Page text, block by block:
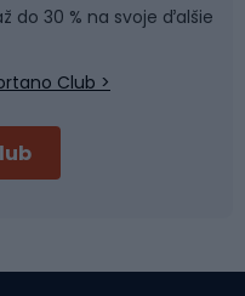
do 30 % na svoje ďalšie
Club >